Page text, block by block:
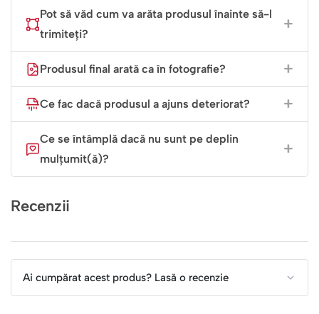
Pot să văd cum va arăta produsul înainte să-l
trimiteți?
Produsul final arată ca în fotografie?
Ce fac dacă produsul a ajuns deteriorat?
Ce se întâmplă dacă nu sunt pe deplin
mulțumit(ă)?
Recenzii
Ai cumpărat acest produs? Lasă o recenzie